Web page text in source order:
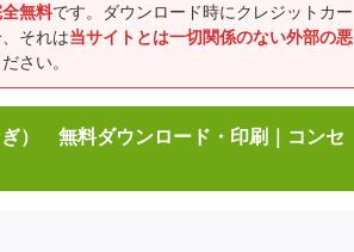
無料です。ダウンロード時にクレジットカー
それは当サイトとは一切関係のない外部の悪
さい。
） 無料ダウンロード・印刷｜コンセ